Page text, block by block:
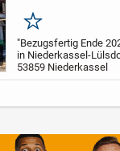
Merken
"Bezugsfertig Ende
in Niederkassel-
erwartet eine zeitlose
hochwertige
53859 Niederkassel